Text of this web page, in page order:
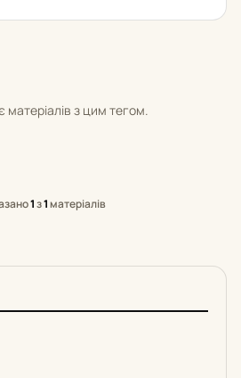
матеріалів з цим тегом.
1з1матеріалів